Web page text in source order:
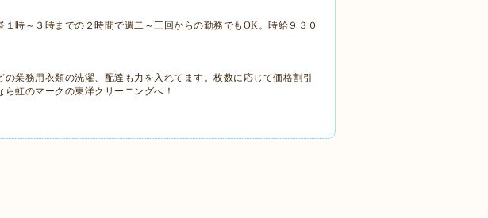
時～３時までの２時間で週二～三回からの勤務でもOK。時給９３０
業務用衣類の洗濯、配達も力を入れてます。枚数に応じて価格割引
虹のマークの東洋クリーニングへ！